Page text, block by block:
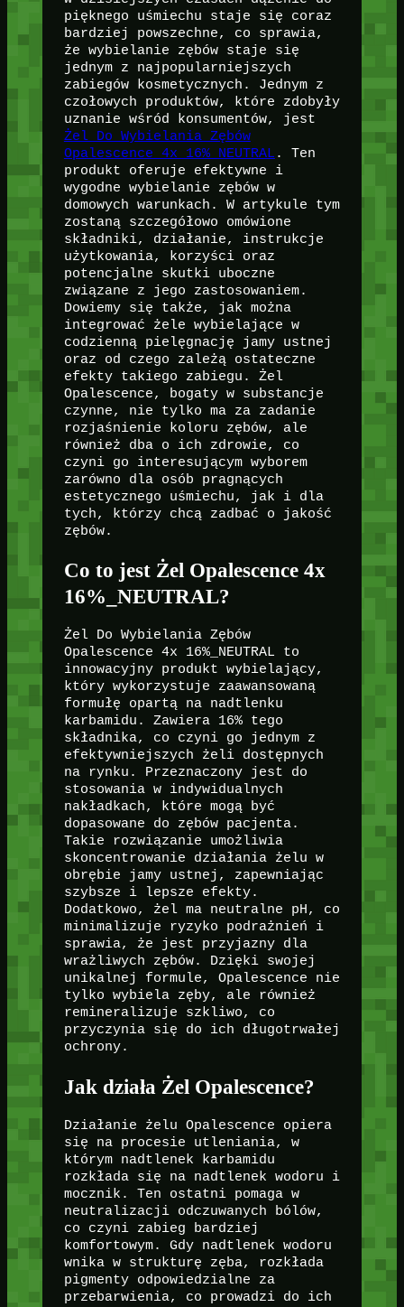
pięknego uśmiechu staje się coraz
bardziej powszechne, co sprawia,
że wybielanie zębów staje się
jednym z najpopularniejszych
zabiegów kosmetycznych. Jednym z
czołowych produktów, które zdobyły
uznanie wśród konsumentów, jest
Żel Do Wybielania Zębów
Opalescence 4x 16%_NEUTRAL . Ten
produkt oferuje efektywne i
wygodne wybielanie zębów w
domowych warunkach. W artykule tym
zostaną szczegółowo omówione
składniki, działanie, instrukcje
użytkowania, korzyści oraz
potencjalne skutki uboczne
związane z jego zastosowaniem.
Dowiemy się także, jak można
integrować żele wybielające w
codzienną pielęgnację jamy ustnej
oraz od czego zależą ostateczne
efekty takiego zabiegu. Żel
Opalescence, bogaty w substancje
czynne, nie tylko ma za zadanie
rozjaśnienie koloru zębów, ale
również dba o ich zdrowie, co
czyni go interesującym wyborem
zarówno dla osób pragnących
estetycznego uśmiechu, jak i dla
tych, którzy chcą zadbać o jakość
zębów.
Co to jest Żel Opalescence 4x
16%_NEUTRAL?
Żel Do Wybielania Zębów
Opalescence 4x 16%_NEUTRAL to
innowacyjny produkt wybielający,
który wykorzystuje zaawansowaną
formułę opartą na nadtlenku
karbamidu. Zawiera 16% tego
składnika, co czyni go jednym z
efektywniejszych żeli dostępnych
na rynku. Przeznaczony jest do
stosowania w indywidualnych
nakładkach, które mogą być
dopasowane do zębów pacjenta.
Takie rozwiązanie umożliwia
skoncentrowanie działania żelu w
obrębie jamy ustnej, zapewniając
szybsze i lepsze efekty.
Dodatkowo, żel ma neutralne pH, co
minimalizuje ryzyko podrażnień i
sprawia, że jest przyjazny dla
wrażliwych zębów. Dzięki swojej
unikalnej formule, Opalescence nie
tylko wybiela zęby, ale również
remineralizuje szkliwo, co
przyczynia się do ich długotrwałej
ochrony.
Jak działa Żel Opalescence?
Działanie żelu Opalescence opiera
się na procesie utleniania, w
którym nadtlenek karbamidu
rozkłada się na nadtlenek wodoru i
mocznik. Ten ostatni pomaga w
neutralizacji odczuwanych bólów,
co czyni zabieg bardziej
komfortowym. Gdy nadtlenek wodoru
wnika w strukturę zęba, rozkłada
pigmenty odpowiedzialne za
przebarwienia, co prowadzi do ich